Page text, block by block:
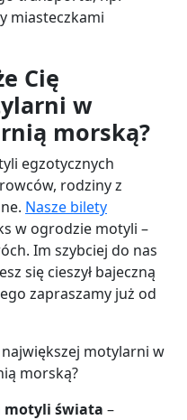
miasteczkami
Cię
w
morską?
egzotycznych
rodziny z
Nasze bilety
w ogrodzie motyli –
Im szybciej do nas
się cieszył bajeczną
zapraszamy już od
motylarni w
morską?
motyli świata –